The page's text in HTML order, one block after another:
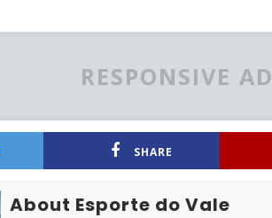
RESPONSIVE
SHARE
About Esporte do Vale